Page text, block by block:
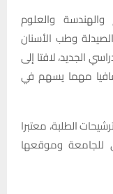
والهندسة والعلوم
وطب الأسنان
الجديد، لافتا إلى
مهما يسهم في
الطلبة، معتبرا
وموقعها